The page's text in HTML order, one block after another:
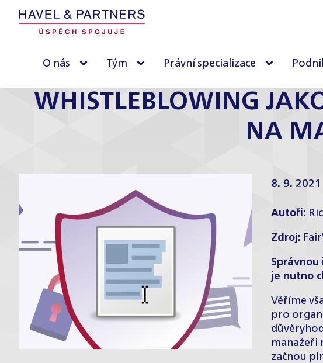
O nás Tým Právní specializace
WHISTLEBLOWING
NA
8. 9. 2021
Autoři:
Zdroj:
je nutno
Věříme
pro
manažeři
začnou